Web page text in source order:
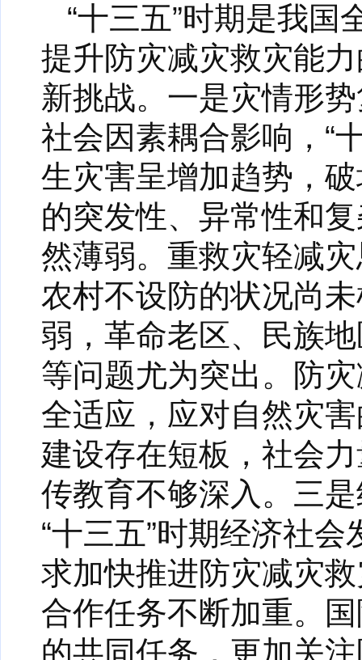
“十三五”时期是我
提升防灾减灾救灾能
新挑战。一是灾情形
社会因素耦合影响，“
生灾害呈增加趋势，
的突发性、异常性和
然薄弱。重救灾轻减
农村不设防的状况尚
弱，革命老区、民族
等问题尤为突出。防
全适应，应对自然灾
建设存在短板，社会
传教育不够深入。三
“十三五”时期经济社
求加快推进防灾减灾
合作任务不断加重。
的共同任务，更加关